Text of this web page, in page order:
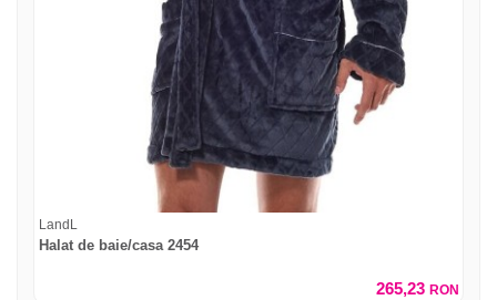
LandL
Halat de baie/casa 2454
265,23 RON